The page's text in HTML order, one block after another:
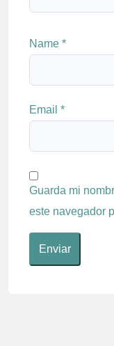
Name *
Email *
Guarda mi
este navegador